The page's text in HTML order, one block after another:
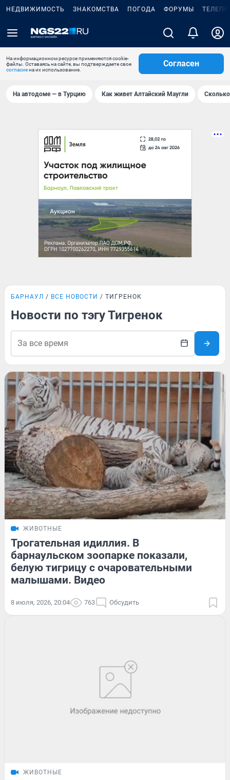
НЕДВИЖИМОСТЬ ЗНАКОМСТВА ПОГОДА ФОРУМЫ
На информационном ресурсе применяются cookie-
файлы. Оставаясь на сайте, вы подтверждаете свое
согласиена их использование.
Согласен
На автодоме — в Турцию Как живет Алтайский Маугли
БАРНАУЛ ВСЕ НОВОСТИ ТИГРЕНОК
Новости по тэгу Тигренок
ЖИВОТНЫЕ
Трогательная идиллия. В
барнаульском зоопарке показали,
белую тигрицу с очаровательными
малышами. Видео
8 июля, 2026, 20:04 763 Обсудить
ЖИВОТНЫЕ